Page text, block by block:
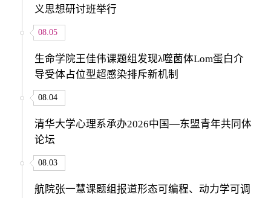
义思想研讨班举行
08.05
生命学院王佳伟课题组发现λ噬菌体Lom蛋白介
导受体占位型超感染排斥新机制
08.04
清华大学心理系承办2026中国—东盟青年共同体
论坛
08.03
航院张一慧课题组报道形态可编程、动力学可调